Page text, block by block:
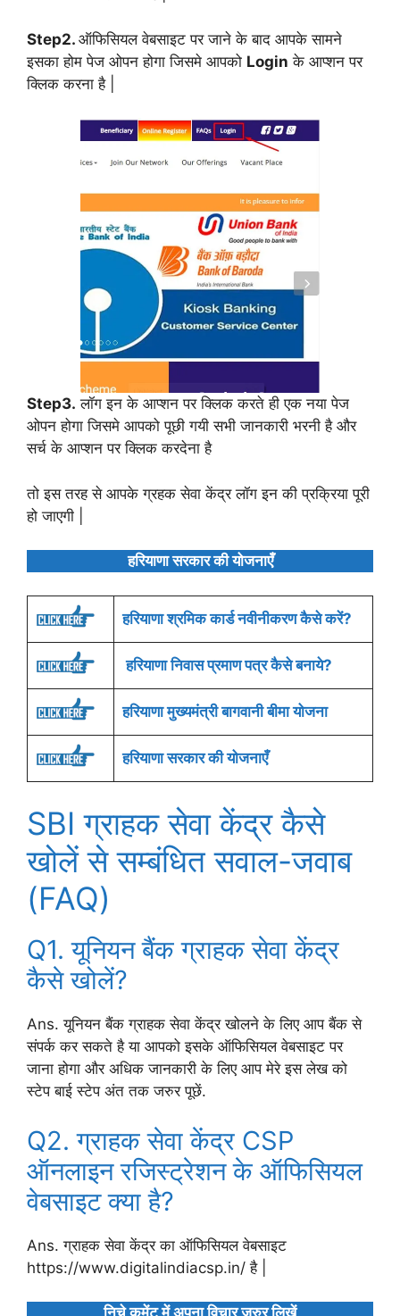
Step2. ऑफिसियल वेबसाइट पर जाने के बाद आपके सामने
इसका होम पेज ओपन होगा जिसमे आपको Login के आप्शन पर
क्लिक करना है |
Step3. लॉग इन के आप्शन पर क्लिक करते ही एक नया पेज
ओपन होगा जिसमे आपको पूछी गयी सभी जानकारी भरनी है और
सर्च के आप्शन पर क्लिक करदेना है
तो इस तरह से आपके ग्रहक सेवा केंद्र लॉग इन की प्रक्रिया पूरी
हो जाएगी |
हरियाणा सरकार की योजनाएँ
हरियाणा श्रमिक कार्ड नवीनीकरण कैसे करें?
हरियाणा निवास प्रमाण पत्र कैसे बनाये?
हरियाणा मुख्यमंत्री बागवानी बीमा योजना
हरियाणा सरकार की योजनाएँ
SBI ग्राहक सेवा केंद्र कैसे
खोलें से सम्बंधित सवाल-जवाब
(FAQ)
Q1. यूनियन बैंक ग्राहक सेवा केंद्र
कैसे खोलें?
Ans. यूनियन बैंक ग्राहक सेवा केंद्र खोलने के लिए आप बैंक से
संपर्क कर सकते है या आपको इसके ऑफिसियल वेबसाइट पर
जाना होगा और अधिक जानकारी के लिए आप मेरे इस लेख को
स्टेप बाई स्टेप अंत तक जरुर पूछें.
Q2. ग्राहक सेवा केंद्र CSP
ऑनलाइन रजिस्ट्रेशन के ऑफिसियल
वेबसाइट क्या है?
Ans. ग्राहक सेवा केंद्र का ऑफिसियल वेबसाइट
https://www.digitalindiacsp.in/ है |